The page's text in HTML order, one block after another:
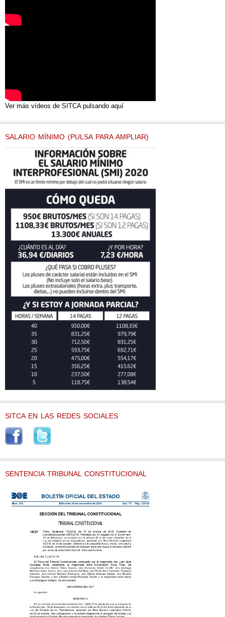
Ver más vídeos de SITCA pulsando aquí
SALARIO MÍNIMO (PULSA PARA AMPLIAR)
SITCA EN LAS REDES SOCIALES
SENTENCIA TRIBUNAL CONSTITUCIONAL